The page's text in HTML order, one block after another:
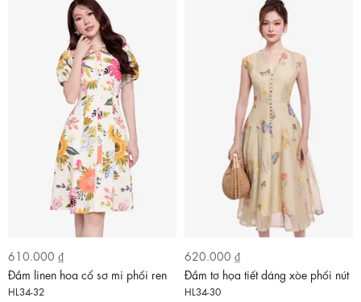
610.000 ₫
Đầm linen hoa cổ sơ mi phối ren
HL34-32
620.000 ₫
Đầm tơ họa tiết dáng xòe phối nút
HL34-30